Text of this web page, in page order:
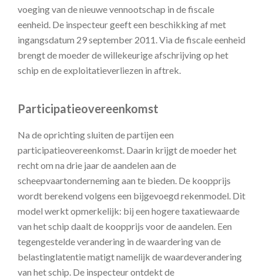
voeging van de nieuwe vennootschap in de fiscale
eenheid. De inspecteur geeft een beschikking af met
ingangsdatum 29 september 2011. Via de fiscale eenheid
brengt de moeder de willekeurige afschrijving op het
schip en de exploitatieverliezen in aftrek.
Participatieovereenkomst
Na de oprichting sluiten de partijen een
participatieovereenkomst. Daarin krijgt de moeder het
recht om na drie jaar de aandelen aan de
scheepvaartonderneming aan te bieden. De koopprijs
wordt berekend volgens een bijgevoegd rekenmodel. Dit
model werkt opmerkelijk: bij een hogere taxatiewaarde
van het schip daalt de koopprijs voor de aandelen. Een
tegengestelde verandering in de waardering van de
belastinglatentie matigt namelijk de waardeverandering
van het schip. De inspecteur ontdekt de